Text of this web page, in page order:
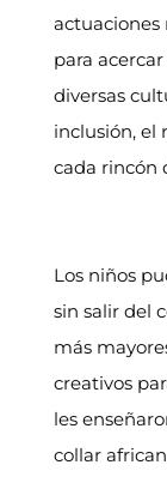
actuaciones
para
diversas
inclusión, el
cada rincón
Los niños
sin salir del
más
creativos
les
collar